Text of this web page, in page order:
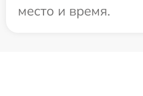
место и время.